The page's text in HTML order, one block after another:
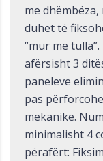
me
duhet të
“mur me
afërsisht 3
paneleve
pas
mekanike.
minimalisht 4
përafërt: